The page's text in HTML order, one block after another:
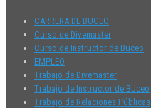
CARRERA DE BUCEO
Curso de Divemaster
Curso de Instructor de Buceo
EMPLEO
Trabajo de Divemaster
Trabajo de Instructor de Buceo
Trabajo de Relaciones Públicas